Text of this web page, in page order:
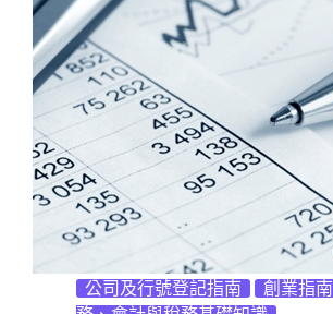
公司及行號登記指南 創業指南